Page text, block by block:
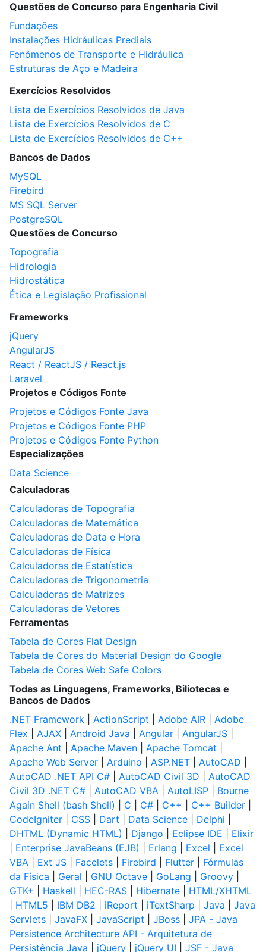
Questões de Concurso para Engenharia Civil
Fundações
Instalações Hidráulicas Prediais
Fenômenos de Transporte e Hidráulica
Estruturas de Aço e Madeira
Exercícios Resolvidos
Lista de Exercícios Resolvidos de Java
Lista de Exercícios Resolvidos de C
Lista de Exercícios Resolvidos de C++
Bancos de Dados
MySQL
Firebird
MS SQL Server
PostgreSQL
Questões de Concurso
Topografia
Hidrologia
Hidrostática
Ética e Legislação Profissional
Frameworks
jQuery
AngularJS
React / ReactJS / React.js
Laravel
Projetos e Códigos Fonte
Projetos e Códigos Fonte Java
Projetos e Códigos Fonte PHP
Projetos e Códigos Fonte Python
Especializações
Data Science
Calculadoras
Calculadoras de Topografia
Calculadoras de Matemática
Calculadoras de Data e Hora
Calculadoras de Física
Calculadoras de Estatística
Calculadoras de Trigonometria
Calculadoras de Matrizes
Calculadoras de Vetores
Ferramentas
Tabela de Cores Flat Design
Tabela de Cores do Material Design do Google
Tabela de Cores Web Safe Colors
Todas as Linguagens, Frameworks, Biliotecas e
Bancos de Dados
.NET Framework
ActionScript Adobe AIR
Adobe
Flex
AJAX Android Java Angular AngularJS
Apache Ant
Apache Maven Apache Tomcat
Apache Web Server
Arduino ASP.NET AutoCAD
AutoCAD .NET API C#
AutoCAD Civil 3D
AutoCAD
Civil 3D .NET C#
AutoCAD VBA AutoLISP
Bourne
Again Shell (bash Shell)
C C# C++ C++ Builder
CodeIgniter
CSS Dart Data Science Delphi
DHTML (Dynamic HTML)
Django Eclipse IDE
Elixir
Enterprise JavaBeans (EJB) Erlang Excel
Excel
VBA
Ext JS Facelets Firebird Flutter
Fórmulas
da Física
Geral GNU Octave GoLang Groovy
GTK+
Haskell HEC-RAS Hibernate
HTML/XHTML
HTML5 IBM DB2 iReport iTextSharp Java
Java
Servlets
JavaFX JavaScript JBoss
JPA - Java
Persistence Architecture API - Arquitetura de
Persistência Java
jQuery jQuery UI JSF - Java